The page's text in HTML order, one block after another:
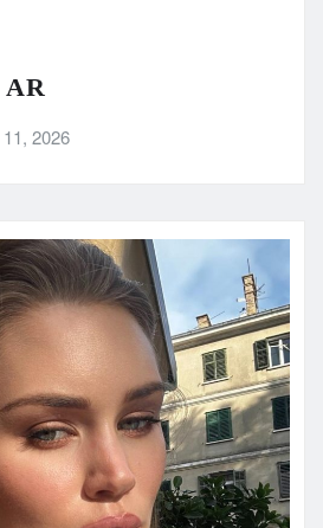
AR
2026